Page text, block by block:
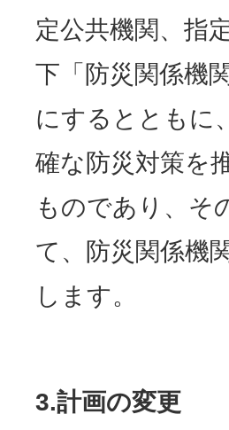
定公共機関、指
下「防災関係機
にするとともに
確な防災対策を
ものであり、そ
て、防災関係機
します。
3.計画の変更